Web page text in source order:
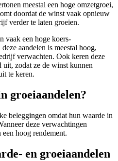
meestal een hoge omzetgroei,
doordat de winst vaak opnieuw
verder te laten groeien.
vaak een hoge koers-
aandelen is meestal hoog,
verwachten. Ook keren deze
zodat ze de winst kunnen
te keren.
groeiaandelen?
beleggingen omdat hun waarde in
deze verwachtingen
hoog rendement.
en groeiaandelen